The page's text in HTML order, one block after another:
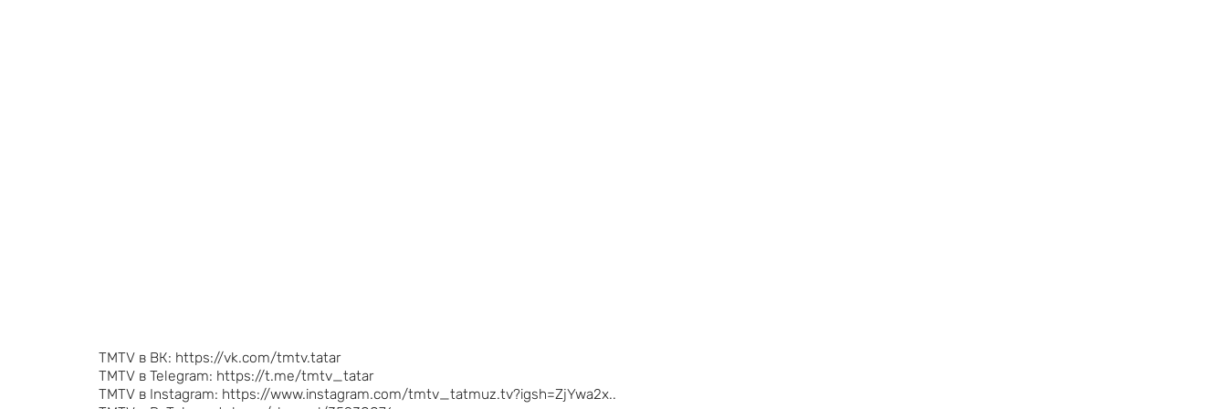
TMTV в ВК: https://vk.com/tmtv.tatar
TMTV в Telegram: https://t.me/tmtv_tatar
TMTV в Instagram: https://www.instagram.com/tmtv_tatmuz.tv?igsh=ZjYwa2x..